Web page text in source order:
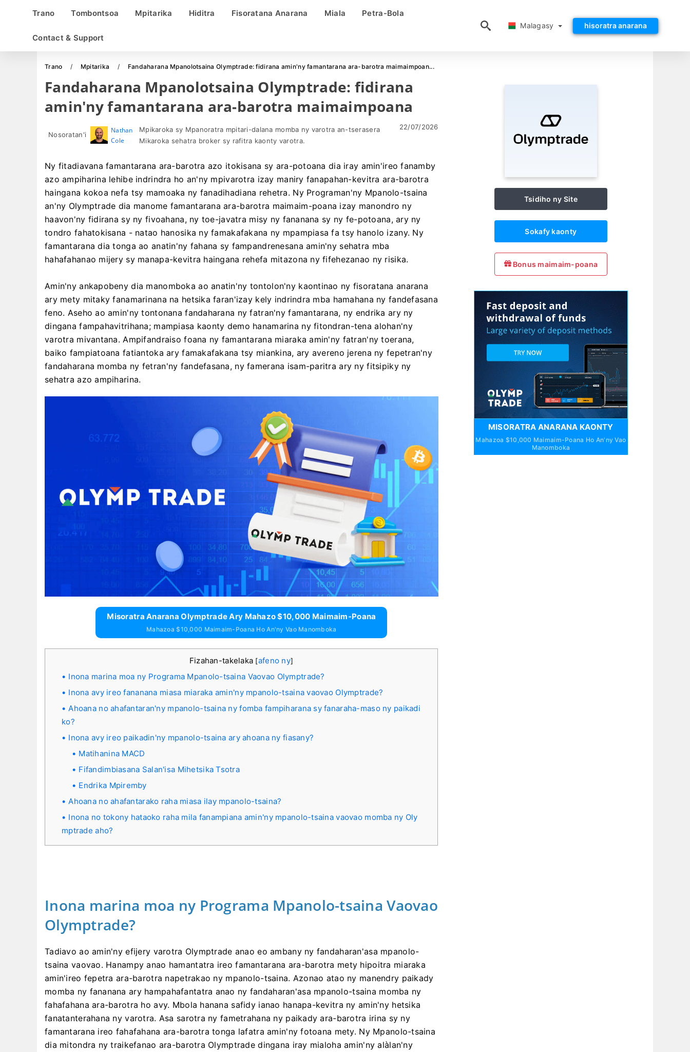
Trano Tombontsoa Mpitarika Hiditra Fisoratana Anarana Miala Petra-Bola
Contact & Support
Malagasy hisoratra anarana
Trano Mpitarika Fandaharana Mpanolotsaina Olymptrade: fidirana amin'ny famantarana ara-barotra maimaimpoan...
Fandaharana Mpanolotsaina Olymptrade: fidirana
amin'ny famantarana ara-barotra maimaimpoana
Nosoratan'i
Nathan
Cole
Mpikaroka sy Mpanoratra mpitari-dalana momba ny varotra an-tserasera
Mikaroka sehatra broker sy rafitra kaonty varotra.
22/07/2026
Ny fitadiavana famantarana ara-barotra azo itokisana sy ara-potoana dia iray amin'ireo fanamby
azo ampiharina lehibe indrindra ho an'ny mpivarotra izay maniry fanapahan-kevitra ara-barotra
haingana kokoa nefa tsy mamoaka ny fanadihadiana rehetra. Ny Programan'ny Mpanolo-tsaina
an'ny Olymptrade dia manome famantarana ara-barotra maimaim-poana izay manondro ny
haavon'ny fidirana sy ny fivoahana, ny toe-javatra misy ny fananana sy ny fe-potoana, ary ny
tondro fahatokisana - natao hanosika ny famakafakana ny mpampiasa fa tsy hanolo izany. Ny
famantarana dia tonga ao anatin'ny fahana sy fampandrenesana amin'ny sehatra mba
hahafahanao mijery sy manapa-kevitra haingana rehefa mitazona ny fifehezanao ny risika.
Amin'ny ankapobeny dia manomboka ao anatin'ny tontolon'ny kaontinao ny fisoratana anarana
ary mety mitaky fanamarinana na hetsika faran'izay kely indrindra mba hamahana ny fandefasana
feno. Aseho ao amin'ny tontonana fandaharana ny fatran'ny famantarana, ny endrika ary ny
dingana fampahavitrihana; mampiasa kaonty demo hanamarina ny fitondran-tena alohan'ny
varotra mivantana. Ampifandraiso foana ny famantarana miaraka amin'ny fatran'ny toerana,
baiko fampiatoana fatiantoka ary famakafakana tsy miankina, ary avereno jerena ny fepetran'ny
fandaharana momba ny fetran'ny fandefasana, ny famerana isam-paritra ary ny fitsipiky ny
sehatra azo ampiharina.
Misoratra Anarana Olymptrade Ary Mahazo $10,000 Maimaim-Poana
Mahazoa $10,000 Maimaim-Poana Ho An'ny Vao Manomboka
Fizahan-takelaka [afeno ny]
Inona marina moa ny Programa Mpanolo-tsaina Vaovao Olymptrade?
Inona avy ireo fananana miasa miaraka amin'ny mpanolo-tsaina vaovao Olymptrade?
Ahoana no ahafantaran'ny mpanolo-tsaina ny fomba fampiharana sy fanaraha-maso ny paikadi
ko?
Inona avy ireo paikadin'ny mpanolo-tsaina ary ahoana ny fiasany?
Matihanina MACD
Fifandimbiasana Salan'isa Mihetsika Tsotra
Endrika Mpiremby
Ahoana no ahafantarako raha miasa ilay mpanolo-tsaina?
Inona no tokony hataoko raha mila fanampiana amin'ny mpanolo-tsaina vaovao momba ny Oly
mptrade aho?
Inona marina moa ny Programa Mpanolo-tsaina Vaovao
Olymptrade?
Tadiavo ao amin'ny efijery varotra Olymptrade anao eo ambany ny fandaharan'asa mpanolo-
tsaina vaovao. Hanampy anao hamantatra ireo famantarana ara-barotra mety hipoitra miaraka
amin'ireo fepetra ara-barotra napetrakao ny mpanolo-tsaina. Azonao atao ny manendry paikady
momba ny fananana ary hampahafantatra anao ny fandaharan'asa mpanolo-tsaina momba ny
fahafahana ara-barotra ho avy. Mbola hanana safidy ianao hanapa-kevitra ny amin'ny hetsika
fanatanterahana ny varotra. Asa sarotra ny fametrahana ny paikady ara-barotra irina sy ny
famantarana ireo fahafahana ara-barotra tonga lafatra amin'ny fotoana mety. Ny Mpanolo-tsaina
dia mitondra ny traikefanao ara-barotra Olymptrade dingana iray mialoha amin'ny alàlan'ny
Tsidiho ny Site
Sokafy kaonty
Bonus maimaim-poana
MISORATRA ANARANA KAONTY
Mahazoa $10,000 Maimaim-Poana Ho An'ny Vao
Manomboka